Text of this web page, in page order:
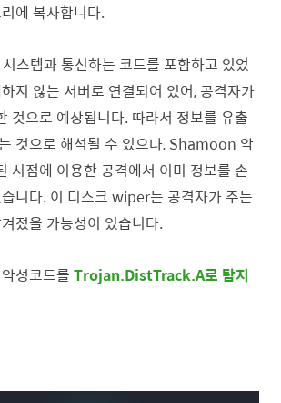
에 복사합니다.
스템과 통신하는 코드를 포함하고 있었
지 않는 서버로 연결되어 있어, 공격자가
것으로 예상됩니다. 따라서 정보를 유출
것으로 해석될 수 있으나, Shamoon 악
시점에 이용한 공격에서 이미 정보를 손
니다. 이 디스크 wiper는 공격자가 주는
졌을 가능성이 있습니다.
성코드를 Trojan.DistTrack.A로 탐지